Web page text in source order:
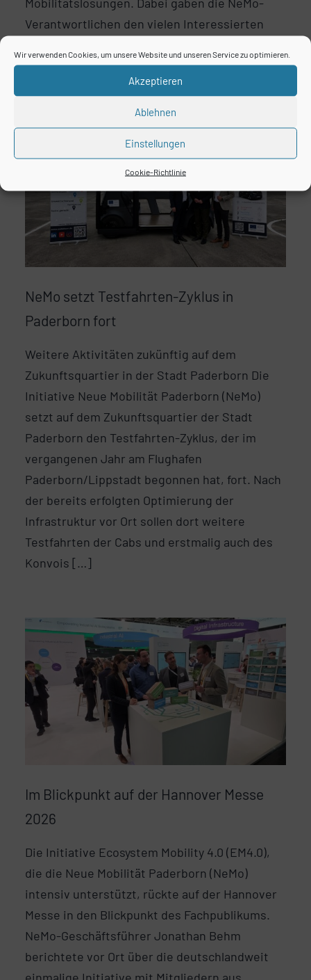
Wir verwenden Cookies, um unsere Website und unseren Service zu optimieren.
Akzeptieren
Ablehnen
Einstellungen
Cookie-Richtlinie
Verantwortlichen den vielen Interessierten
morgen. […]
NeMo setzt Testfahrten-Zyklus in
Paderborn fort
Weitere Aktivitäten zukünftig auf dem
Zukunftsquartier in der Stadt Paderborn Die
Initiative Neue Mobilität Paderborn (NeMo)
setzt auf dem Zukunftsquartier der Stadt
Paderborn den Testfahrten-Zyklus, der im
vergangenen Jahr am Flughafen
Paderborn/Lippstadt begonnen hat, fort. Nach
der bereits erfolgten Optimierung der
Infrastruktur vor Ort sollen dort weitere
Testfahrten der Cabs und erstmalig auch des
Konvois […]
Im Blickpunkt auf der Hannover Messe
2026
Die Initiative Ecosystem Mobility 4.0 (EM4.0),
die die Neue Mobilität Paderborn (NeMo)
intensiv unterstützt, rückte auf der Hannover
Messe in den Blickpunkt des Fachpublikums.
NeMo-Geschäftsführer Jonathan Behm
berichtete vor Ort über die deutschlandweit